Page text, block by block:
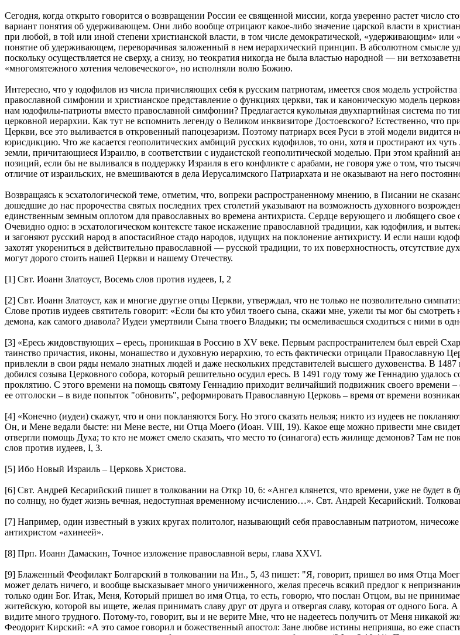
Сегодня, когда открыто говорится о возвращении России ее священной миссии, когда уверенно растет число
вариант понятия об удерживающем. Они либо вообще отрицают какое-либо значение царской власти в
при любой, в той или иной степени христианской власти, в том числе демократической, «удерживающим» или
понятие об удерживающем, переворачивая заложенный в нем иерархический принцип. В абсолютном смысле
поскольку осуществляется не сверху, а снизу, но теократия никогда не была властью народной — ни
«многомятежного хотения человеческого», но исполняли волю Божию.
Интересно, что у юдофилов из числа причисляющих себя к русским патриотам, имеется своя модель
православной симфонии и христианское представление о функциях церкви, так и каноническую модель
нам юдофилы-патриоты вместо православной симфонии? Предлагается кукольная двухпартийная система по
церковной иерархии. Как тут не вспомнить легенду о Великом инквизиторе Достоевского? Естественно, что
Церкви, все это выливается в откровенный папоцезаризм. Поэтому патриарх всея Руси в этой модели
юрисдикцию. Что же касается геополитических амбиций русских юдофилов, то они, хотя и простирают их
земли, причитающиеся Израилю, в соответствии с иудаистской геополитической моделью. При этом
позиций, если бы не выливался в поддержку Израиля в его конфликте с арабами, не говоря уже о том, что
отличие от израильских, не вмешиваются в дела Иерусалимского Патриархата и не оказывают на него
Возвращаясь к эсхатологической теме, отметим, что, вопреки распространенному мнению, в Писании не
дошедшие до нас пророчества святых последних трех столетий указывают на возможность духовного
единственным земным оплотом для православных во времена антихриста. Сердце верующего и любящего свое
Очевидно одно: в эсхатологическом контексте такое искажение православной традиции, как юдофилия, и
и загоняют русский народ в апостасийное стадо народов, идущих на поклонение антихристу. И если наши
захотят укорениться в действительно православной — русской традиции, то их поверхностность,
могут дорого стоить нашей Церкви и нашему Отечеству.
[1] Свт. Иоанн Златоуст, Восемь слов против иудеев, I, 2
[2] Свт. Иоанн Златоуст, как и многие другие отцы Церкви, утверждал, что не только не позволительно
Слове против иудеев святитель говорит: «Если бы кто убил твоего сына, скажи мне, ужели ты мог бы смотреть
демона, как самого диавола? Иудеи умертвили Сына твоего Владыки; ты осмеливаешься сходиться с ними в
[3] «Ересь жидовствующих – ересь, проникшая в Россию в XV веке. Первым распространителем был еврей
таинство причастия, иконы, монашество и духовную иерархию, то есть фактически отрицали Православную
привлекли в свои ряды немало знатных людей и даже нескольких представителей высшего духовенства. В
добился созыва Церковного собора, который решительно осудил ересь. В 1491 году тому же Геннадию удалось
проклятию. С этого времени на помощь святому Геннадию приходит величайший подвижник своего времени
ее отголоски – в виде попыток "обновить", реформировать Православную Церковь – время от времени
[4] «Конечно (иудеи) скажут, что и они покланяются Богу. Но этого сказать нельзя; никто из иудеев не
Он, и Мене ведали бысте: ни Мене весте, ни Отца Моего (Иоан. VIII, 19). Какое еще можно привести мне
отвергли помощь Духа; то кто не может смело сказать, что место то (синагога) есть жилище демонов? Там не
слов против иудеев, I, 3.
[5] Ибо Новый Израиль – Церковь Христова.
[6] Свт. Андрей Кесарийский пишет в толковании на Откр 10, 6: «Ангел клянется, что времени, уже не будет в
по солнцу, но будет жизнь вечная, недоступная временному исчислению…». Свт. Андрей Кесарийский.
[7] Например, один известный в узких кругах политолог, называющий себя православным патриотом,
антихристом «ахинеей».
[8] Прп. Иоанн Дамаскин, Точное изложение православной веры, глава XXVI.
[9] Блаженный Феофилакт Болгарский в толковании на Ин., 5, 43 пишет: "Я, говорит, пришел во имя Отца
может делать ничего, и вообще высказывает много уничиженного, желая пресечь всякий предлог к
только один Бог. Итак, Меня, Который пришел во имя Отца, то есть, говорю, что послан Отцом, вы не
житейскую, которой вы ищете, желая принимать славу друг от друга и отвергая славу, которая от одного
видите много трудного. Потому-то, говорит, вы и не верите Мне, что не надеетесь получить от Меня никакой
Феодорит Кирский: «А это самое говорил и божественный апостол: Зане любве истины неприяша, во еже